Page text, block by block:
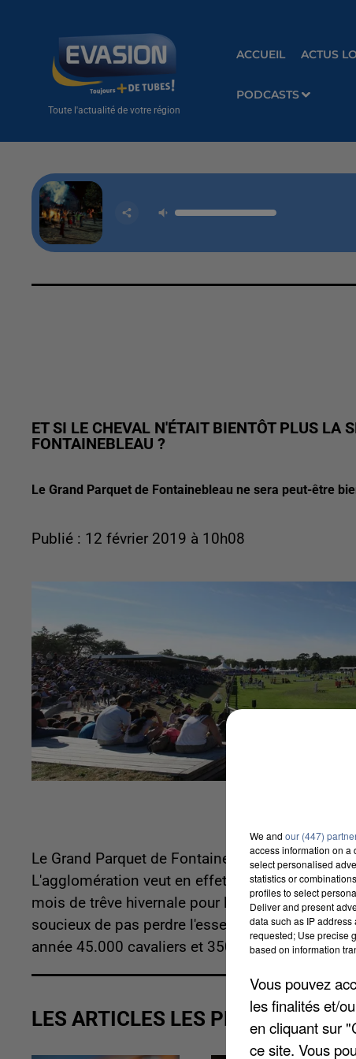
Toute l'actualité de votre région
ACCUEIL ACTUS
PODCASTS
ET SI LE CHEVAL N'ÉTAIT BIENTÔT PLUS LA
FONTAINEBLEAU ?
Le Grand Parquet de Fontainebleau ne sera peut-être
Publié : 12 février 2019 à 10h08
Le Grand Parquet de Fontainebleau ne sera
L'agglomération veut en effet élargir le champ
mois de trêve hivernale pour le monde
soucieux de pas perdre l'essence même du
année 45.000 cavaliers et 350.000 visiteurs.
LES ARTICLES LES PLUS VUS
We and our (447)
access information on a
select personalised
statistics or
profiles to select
Deliver and present
data such as IP
requested; Use precise
based on information
Vous pouvez
les finalités et/
en cliquant sur
ce site. Vous